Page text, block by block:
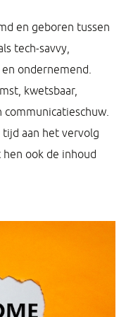
en geboren tussen
tech-savvy,
ondernemend.
kwetsbaar,
aan het vervolg
ook de inhoud